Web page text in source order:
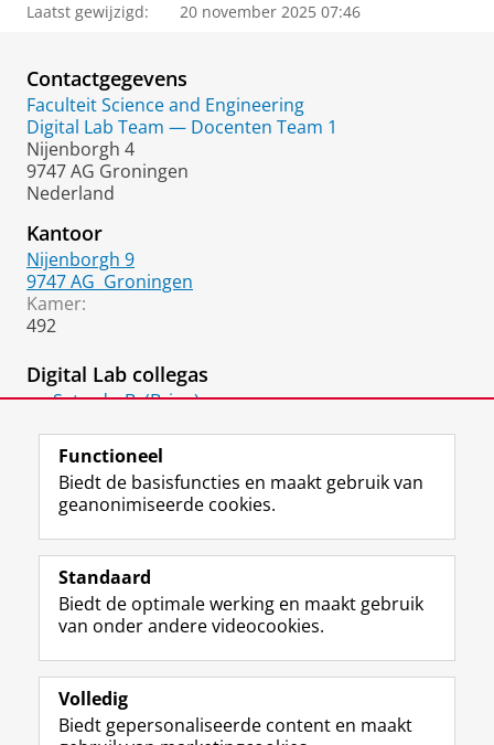
Laatst gewijzigd: 20 november 2025 07:46
Contactgegevens
Faculteit Science and Engineering
Digital Lab Team — Docenten Team 1
Nijenborgh 4
9747 AG Groningen
Nederland
Kantoor
Nijenborgh 9
9747 AG Groningen
Kamer:
492
Digital Lab collegas
Setz, dr. B. (Brian)
Volg de RUG
F
a
e
b
o
p
L
i
k
e
I
-
R
S
-
f
e
R
I
n
t
r
m
Y
o
T
e
k
Studiekiezers
Alumni
Over ons
Functioneel
Biedt de basisfuncties en maakt gebruik van
geanonimiseerde cookies.
Standaard
Biedt de optimale werking en maakt gebruik
van onder andere videocookies.
Volledig
Biedt gepersonaliseerde content en maakt